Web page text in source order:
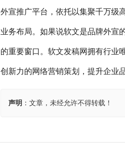
外宣推广平台，依托以集聚千万级
业务布局。如果说软文是品牌外宣
的重要窗口。软文发稿网拥有行业
创新力的网络营销策划，提升企业
声明 ：文章，未经允许不得转载！